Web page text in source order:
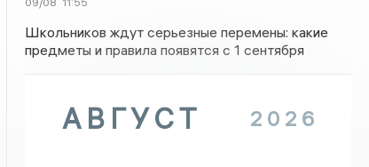
Школьников ждут серьезные перемены: какие
предметы и правила появятся с 1 сентября
АВГУСТ 2026